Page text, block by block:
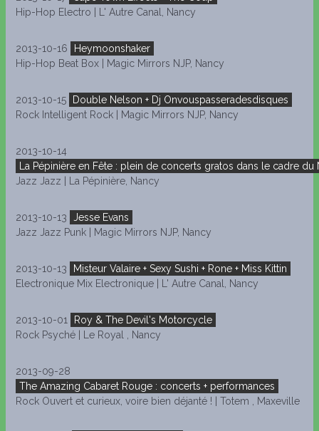
Hip-Hop Electro | L' Autre Canal, Nancy
2013-10-16
Heymoonshaker
Hip-Hop Beat Box | Magic Mirrors NJP, Nancy
2013-10-15
Double Nelson + Dj Onvouspasseradesdisques
Rock Intelligent Rock | Magic Mirrors NJP, Nancy
2013-10-14
La Pépinière en Fête : plein de concerts gratos dans le cadre du
Jazz Jazz | La Pépinière, Nancy
2013-10-13
Jesse Evans
Jazz Jazz Punk | Magic Mirrors NJP, Nancy
2013-10-13
Misteur Valaire + Sexy Sushi + Rone + Miss Kittin
Electronique Mix Electronique | L' Autre Canal, Nancy
2013-10-01
Roy & The Devil's Motorcycle
Rock Psyché | Le Royal , Nancy
2013-09-28
The Amazing Cabaret Rouge : concerts + performances
Rock Ouvert et curieux, voire bien déjanté ! | Totem , Maxeville